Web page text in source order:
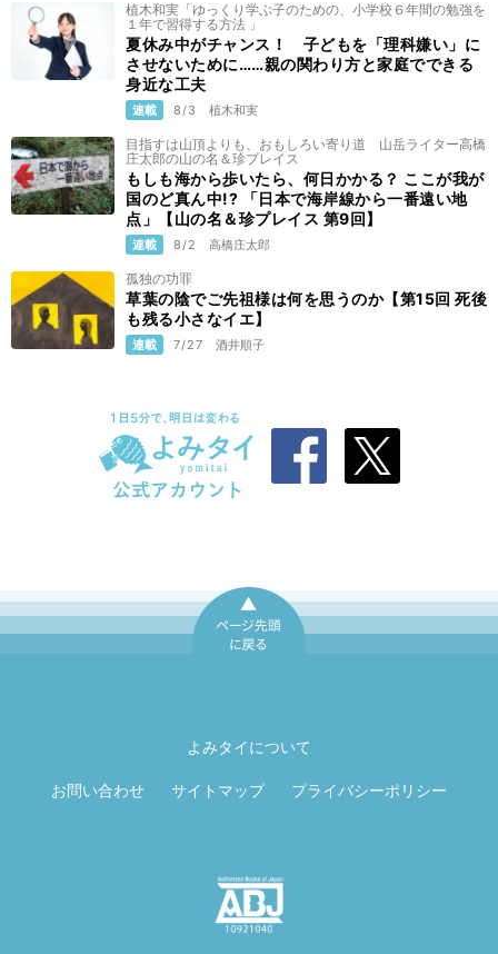
植木和実「ゆっくり学ぶ子のための、小学校６年間の勉強を
１年で習得する方法 」
夏休み中がチャンス！ 子どもを「理科嫌い」に
させないために……親の関わり方と家庭でできる
身近な工夫
連載 8/3 植木和実
目指すは山頂よりも、おもしろい寄り道 山岳ライター高橋
庄太郎の山の名＆珍プレイス
もしも海から歩いたら、何日かかる？ ここが我が
国のど真ん中!? 「日本で海岸線から一番遠い地
点」【山の名＆珍プレイス 第9回】
連載 8/2 高橋庄太郎
孤独の功罪
草葉の陰でご先祖様は何を思うのか【第15回 死後
も残る小さなイエ】
連載 7/27 酒井順子
よみタイについて
お問い合わせ サイトマップ プライバシーポリシー